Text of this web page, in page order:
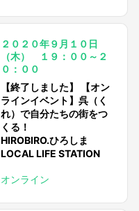
２０２０年９月１０日
（木） １９：００～２
０：００
【終了しました】 【オン
ラインイベント】呉（く
れ）で自分たちの街をつ
くる！
HIROBIRO.ひろしま
LOCAL LIFE STATION
オンライン